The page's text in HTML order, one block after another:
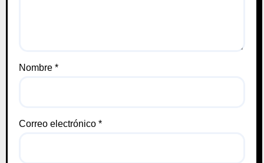
Nombre *
Correo electrónico *